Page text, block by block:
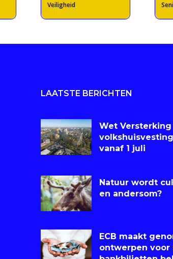
Veiligheid
LAATSTE BERICHTEN
Wet
vanaf 1 juli
Natuur wordt
en andersom?
ECB maakt
ontwerpen voor